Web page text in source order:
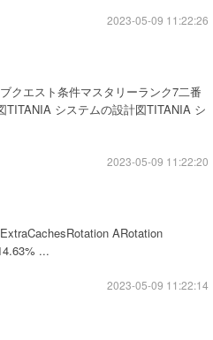
2023-05-09 11:22:26
クエスト条件マスタリーランク7二番
TITANIA システムの設計図TITANIA シ
2023-05-09 11:22:20
ARotation
...
2023-05-09 11:22:14